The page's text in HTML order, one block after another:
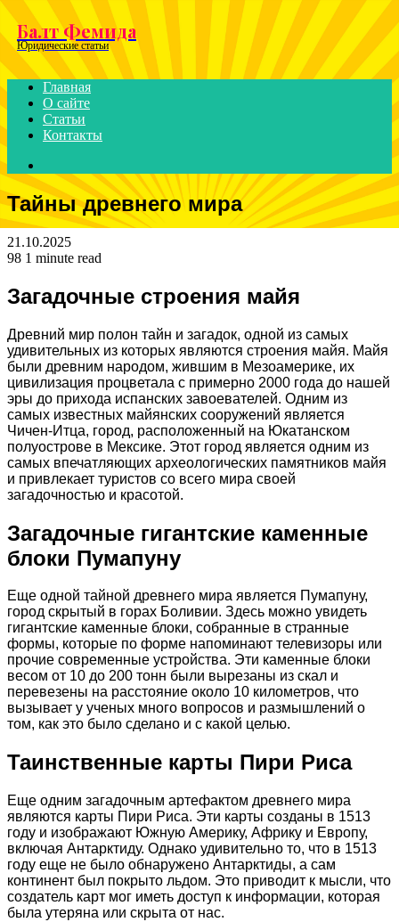
Menu
Балт Фемида
Юридические статьи
Главная
О сайте
Статьи
Контакты
for
Тайны древнего мира
21.10.2025
98 1 minute read
Загадочные строения майя
Древний мир полон тайн и загадок, одной из самых
удивительных из которых являются строения майя. Майя
были древним народом, жившим в Мезоамерике, их
цивилизация процветала с примерно 2000 года до нашей
эры до прихода испанских завоевателей. Одним из
самых известных майянских сооружений является
Чичен-Итца, город, расположенный на Юкатанском
полуострове в Мексике. Этот город является одним из
самых впечатляющих археологических памятников майя
и привлекает туристов со всего мира своей
загадочностью и красотой.
Загадочные гигантские каменные
блоки Пумапуну
Еще одной тайной древнего мира является Пумапуну,
город скрытый в горах Боливии. Здесь можно увидеть
гигантские каменные блоки, собранные в странные
формы, которые по форме напоминают телевизоры или
прочие современные устройства. Эти каменные блоки
весом от 10 до 200 тонн были вырезаны из скал и
перевезены на расстояние около 10 километров, что
вызывает у ученых много вопросов и размышлений о
том, как это было сделано и с какой целью.
Таинственные карты Пири Риса
Еще одним загадочным артефактом древнего мира
являются карты Пири Риса. Эти карты созданы в 1513
году и изображают Южную Америку, Африку и Европу,
включая Антарктиду. Однако удивительно то, что в 1513
году еще не было обнаружено Антарктиды, а сам
континент был покрыто льдом. Это приводит к мысли, что
создатель карт мог иметь доступ к информации, которая
была утеряна или скрыта от нас.